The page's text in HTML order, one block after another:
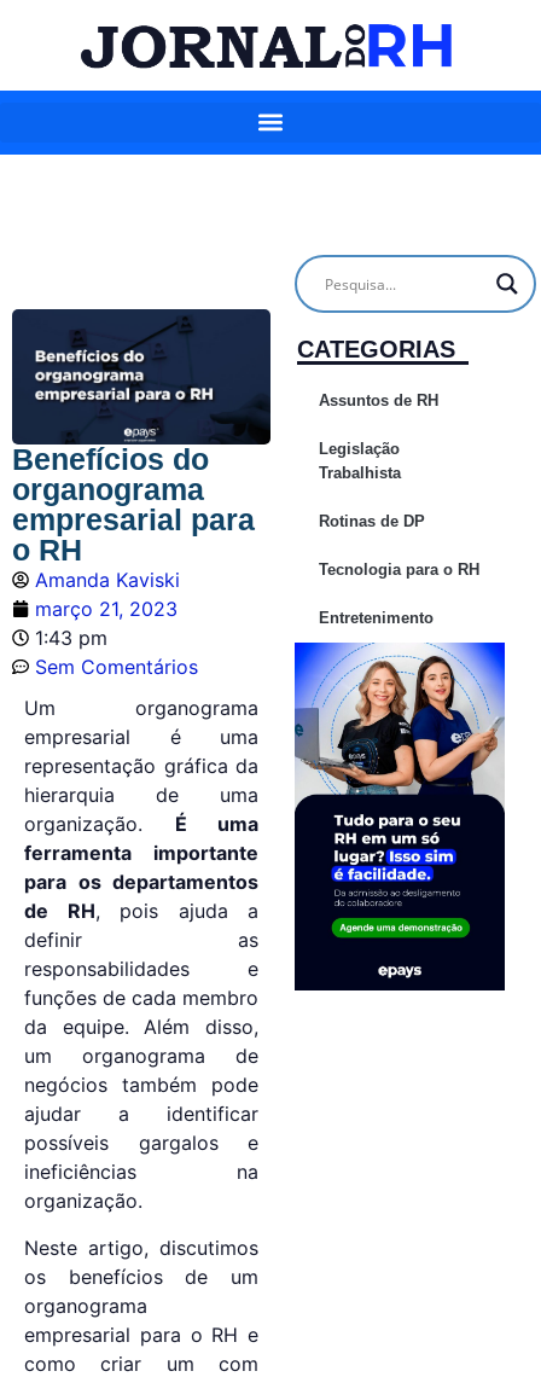
Benefícios do
organograma
empresarial para
o RH
Amanda Kaviski
março 21, 2023
1:43 pm
Sem Comentários
Um organograma
empresarial é uma
representação gráfica da
hierarquia de uma
organização. É uma
ferramenta importante
para os departamentos
de RH, pois ajuda a
definir as
responsabilidades e
funções de cada membro
da equipe. Além disso,
um organograma de
negócios também pode
ajudar a identificar
possíveis gargalos e
ineficiências na
organização.
Neste artigo, discutimos
os benefícios de um
organograma
empresarial para o RH e
como criar um com
CATEGORIAS
Assuntos de RH
Legislação
Trabalhista
Rotinas de DP
Tecnologia para o RH
Entretenimento